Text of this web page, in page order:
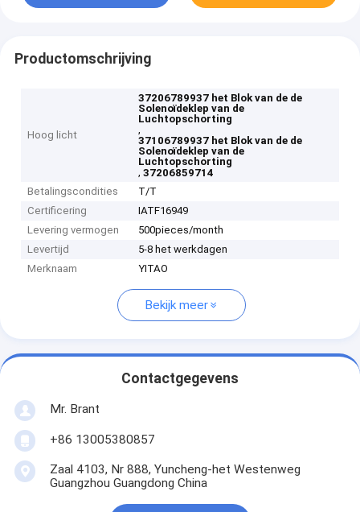
Productomschrijving
Hoog licht
37206789937 het Blok van de de
Solenoïdeklep van de
Luchtopschorting
,
37106789937 het Blok van de de
Solenoïdeklep van de
Luchtopschorting
,37206859714
Betalingscondities
T/T
Certificering
IATF16949
Levering vermogen
500pieces/month
Levertijd
5-8 het werkdagen
Merknaam
YITAO
Bekijk meer
Contactgegevens
Mr. Brant
+86 13005380857
Zaal 4103, Nr 888, Yuncheng-het Westenweg
Guangzhou Guangdong China